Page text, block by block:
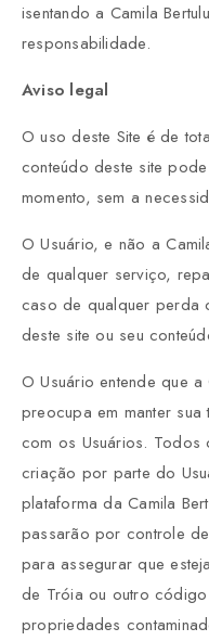
isentando a Camila
responsabilidade.
Aviso legal
O uso deste Site é de
conteúdo deste site
momento, sem a
O Usuário, e não a
de qualquer serviço,
caso de qualquer perda
deste site ou seu
O Usuário entende que a
preocupa em manter
com os Usuários.
criação por parte do
plataforma da Camila
passarão por controle
para assegurar que
de Tróia ou outro
propriedades